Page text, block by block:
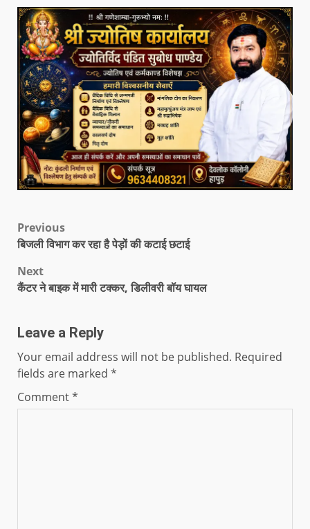
Previous
बिजली विभाग कर रहा है पेड़ों की कटाई छटाई
Next
कैंटर ने बाइक में मारी टक्कर, डिलीवरी बॉय घायल
Leave a Reply
Your email address will not be published. Required
fields are marked *
Comment*